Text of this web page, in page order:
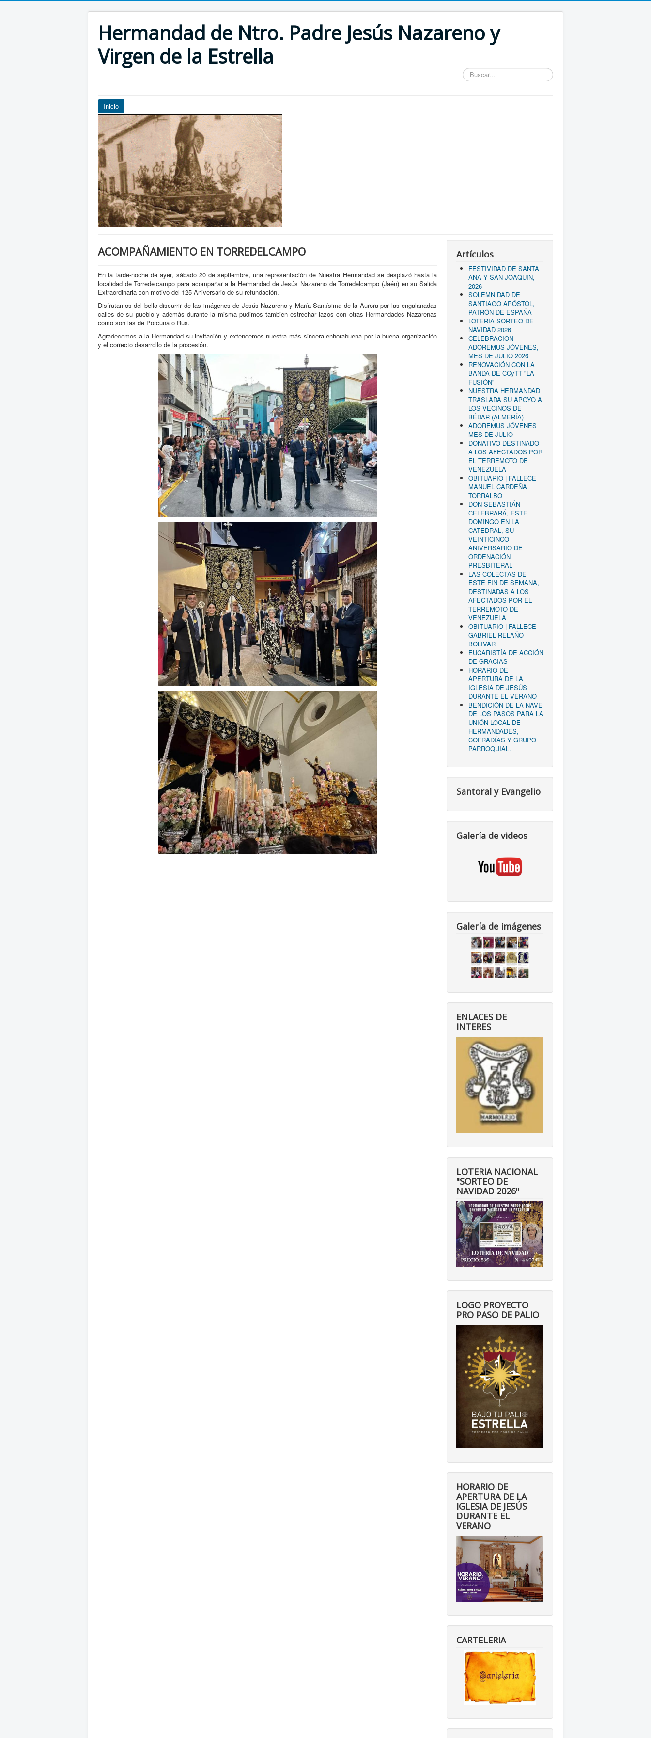
Hermandad de Ntro. Padre Jesús Nazareno y
Virgen de la Estrella
Buscar...
Inicio
ACOMPAÑAMIENTO EN TORREDELCAMPO
En la tarde-noche de ayer, sábado 20 de septiembre, una representación de Nuestra Hermandad se desplazó hasta la
localidad de Torredelcampo para acompañar a la Hermandad de Jesús Nazareno de Torredelcampo (Jaén) en su Salida
Extraordinaria con motivo del 125 Aniversario de su refundación.
Disfrutamos del bello discurrir de las imágenes de Jesús Nazareno y María Santísima de la Aurora por las engalanadas
calles de su pueblo y además durante la misma pudimos tambien estrechar lazos con otras Hermandades Nazarenas
como son las de Porcuna o Rus.
Agradecemos a la Hermandad su invitación y extendemos nuestra más sincera enhorabuena por la buena organización
y el correcto desarrollo de la procesión.
Artículos
FESTIVIDAD DE SANTA
ANA Y SAN JOAQUIN,
2026
SOLEMNIDAD DE
SANTIAGO APÓSTOL,
PATRÓN DE ESPAÑA
LOTERIA SORTEO DE
NAVIDAD 2026
CELEBRACION
ADOREMUS JÓVENES,
MES DE JULIO 2026
RENOVACIÓN CON LA
BANDA DE CCyTT "LA
FUSIÓN"
NUESTRA HERMANDAD
TRASLADA SU APOYO A
LOS VECINOS DE
BÉDAR (ALMERÍA)
ADOREMUS JÓVENES
MES DE JULIO
DONATIVO DESTINADO
A LOS AFECTADOS POR
EL TERREMOTO DE
VENEZUELA
OBITUARIO | FALLECE
MANUEL CARDEÑA
TORRALBO
DON SEBASTIÁN
CELEBRARÁ, ESTE
DOMINGO EN LA
CATEDRAL, SU
VEINTICINCO
ANIVERSARIO DE
ORDENACIÓN
PRESBITERAL
LAS COLECTAS DE
ESTE FIN DE SEMANA,
DESTINADAS A LOS
AFECTADOS POR EL
TERREMOTO DE
VENEZUELA
OBITUARIO | FALLECE
GABRIEL RELAÑO
BOLIVAR
EUCARISTÍA DE ACCIÓN
DE GRACIAS
HORARIO DE
APERTURA DE LA
IGLESIA DE JESÚS
DURANTE EL VERANO
BENDICIÓN DE LA NAVE
DE LOS PASOS PARA LA
UNIÓN LOCAL DE
HERMANDADES,
COFRADÍAS Y GRUPO
PARROQUIAL.
Santoral y Evangelio
Galería de videos
Galería de imágenes
ENLACES DE
INTERES
LOTERIA NACIONAL
"SORTEO DE
NAVIDAD 2026"
LOGO PROYECTO
PRO PASO DE PALIO
HORARIO DE
APERTURA DE LA
IGLESIA DE JESÚS
DURANTE EL
VERANO
CARTELERIA